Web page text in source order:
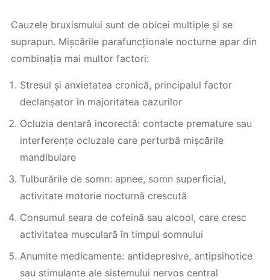
Cauzele bruxismului sunt de obicei multiple și se
suprapun. Mișcările parafuncționale nocturne apar din
combinația mai multor factori:
Stresul și anxietatea cronică, principalul factor
declanșator în majoritatea cazurilor
Ocluzia dentară incorectă: contacte premature sau
interferențe ocluzale care perturbă mișcările
mandibulare
Tulburările de somn: apnee, somn superficial,
activitate motorie nocturnă crescută
Consumul seara de cofeină sau alcool, care cresc
activitatea musculară în timpul somnului
Anumite medicamente: antidepresive, antipsihotice
sau stimulante ale sistemului nervos central